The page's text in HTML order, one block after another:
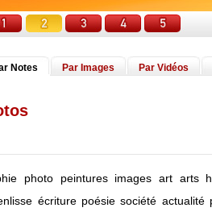
Notes Par Images Par Vidéos
photo peintures images art arts
écriture poésie société actualité